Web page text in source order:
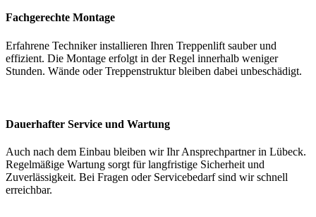
Fachgerechte Montage
Erfahrene Techniker installieren Ihren Treppenlift sauber und
effizient. Die Montage erfolgt in der Regel innerhalb weniger
Stunden. Wände oder Treppenstruktur bleiben dabei unbeschädigt.
Dauerhafter Service und Wartung
Auch nach dem Einbau bleiben wir Ihr Ansprechpartner in Lübeck.
Regelmäßige Wartung sorgt für langfristige Sicherheit und
Zuverlässigkeit. Bei Fragen oder Servicebedarf sind wir schnell
erreichbar.